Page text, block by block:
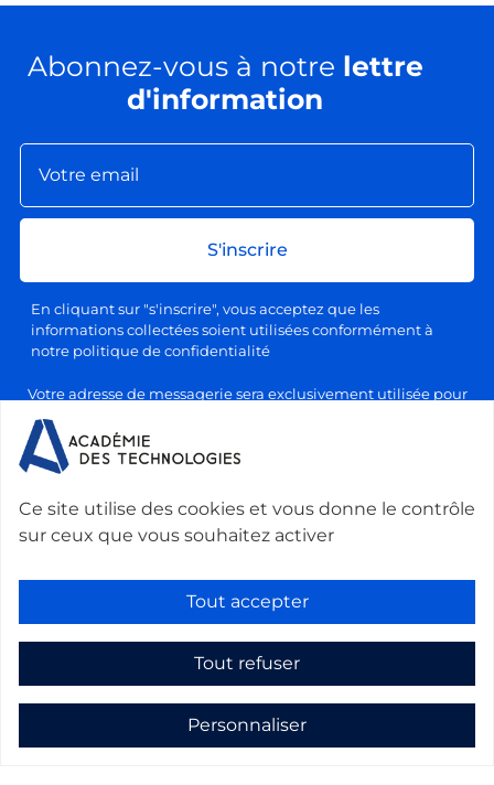
Ce site utilise des cookies et vous donne le contrôle
sur ceux que vous souhaitez activer
Tout accepter
Tout refuser
Personnaliser
Abonnez-vous à notre lettre
d'information
S'inscrire
En cliquant sur "s'inscrire", vous acceptez que les
informations collectées soient utilisées conformément à
notre politique de confidentialité
Votre adresse de messagerie sera exclusivement utilisée pour
politique de confidentialité et de traitement des données
personnelles. Vous pourrez vous désabonner à tout moment en
cliquant sur le lien prévu à cet effet dans chaque newsletter.
Nous contacter :Académie des technologies -
Le Ponant, 19 rue Leblanc, 75015 Paris, France
secretariat@academie-technologies.fr-
+33 (0)1 53 85 44 44